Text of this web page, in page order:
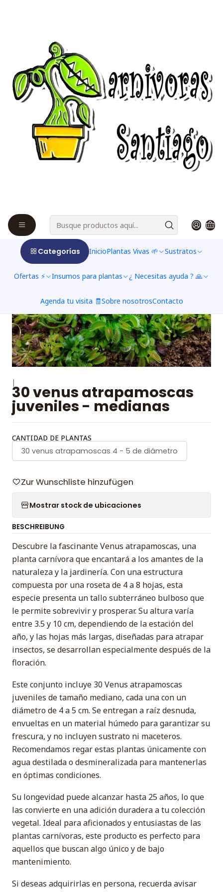
Categorías InicioPlantas Vivas 🌱 Sustratos
Ofertas ⚡ Insumos para plantas ¿ Necesitas ayuda ? 🙏
Agenda tu visita 🧾Sobre nosotrosContacto
|
30 venus atrapamoscas
juveniles - medianas
CANTIDAD DE PLANTAS
30 venus atrapamoscas 4 - 5 de diámetro
Zur Wunschliste hinzufügen
Mostrar stock de ubicaciones
BESCHREIBUNG
Descubre la fascinante Venus atrapamoscas, una
planta carnívora que encantará a los amantes de la
naturaleza y la jardinería. Con una estructura
compuesta por una roseta de 4 a 8 hojas, esta
especie presenta un tallo subterráneo bulboso que
le permite sobrevivir y prosperar. Su altura varía
entre 3.5 y 10 cm, dependiendo de la estación del
año, y las hojas más largas, diseñadas para atrapar
insectos, se desarrollan especialmente después de la
floración.
Este conjunto incluye 30 Venus atrapamoscas
juveniles de tamaño mediano, cada una con un
diámetro de 4 a 5 cm. Se entregan a raíz desnuda,
envueltas en un material húmedo para garantizar su
frescura, y no incluyen sustrato ni maceteros.
Recomendamos regar estas plantas únicamente con
agua destilada o desmineralizada para mantenerlas
en óptimas condiciones.
Su longevidad puede alcanzar hasta 25 años, lo que
las convierte en una adición duradera a tu colección
vegetal. Ideal para aficionados y entusiastas de las
plantas carnívoras, este producto es perfecto para
aquellos que buscan algo único y de bajo
mantenimiento.
Si deseas adquirirlas en persona, recuerda avisar